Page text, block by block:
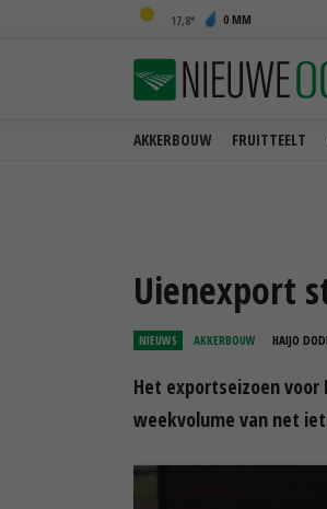
17,8 0 MM
AKKERBOUW FRUITTEELT
Uienexport
NIEUWS AKKERBOUW HAIJO
Het exportseizoen
weekvolume van net